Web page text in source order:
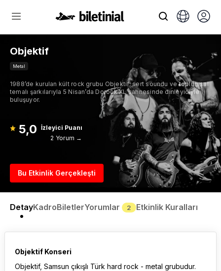
Objektif
Metal
1988’de kurulan kült rock grubu Objektif, sert soundu ve toplumsal
temalı şarkılarıyla 5 Nisan’da Dorock XL sahnesinde dinleyiciyle
buluşuyor.
5,0 İzleyici Puanı
2 Yorum →
Bu Etkinlik Gerçekleşti
DetayKadroBiletlerYorumlar 2 Etkinlik Kuralları
Objektif Konseri
Objektif, Samsun çıkışlı Türk hard rock - metal grubudur.